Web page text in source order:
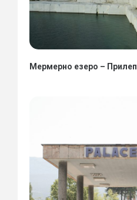
Мермерно езеро – Прилеп